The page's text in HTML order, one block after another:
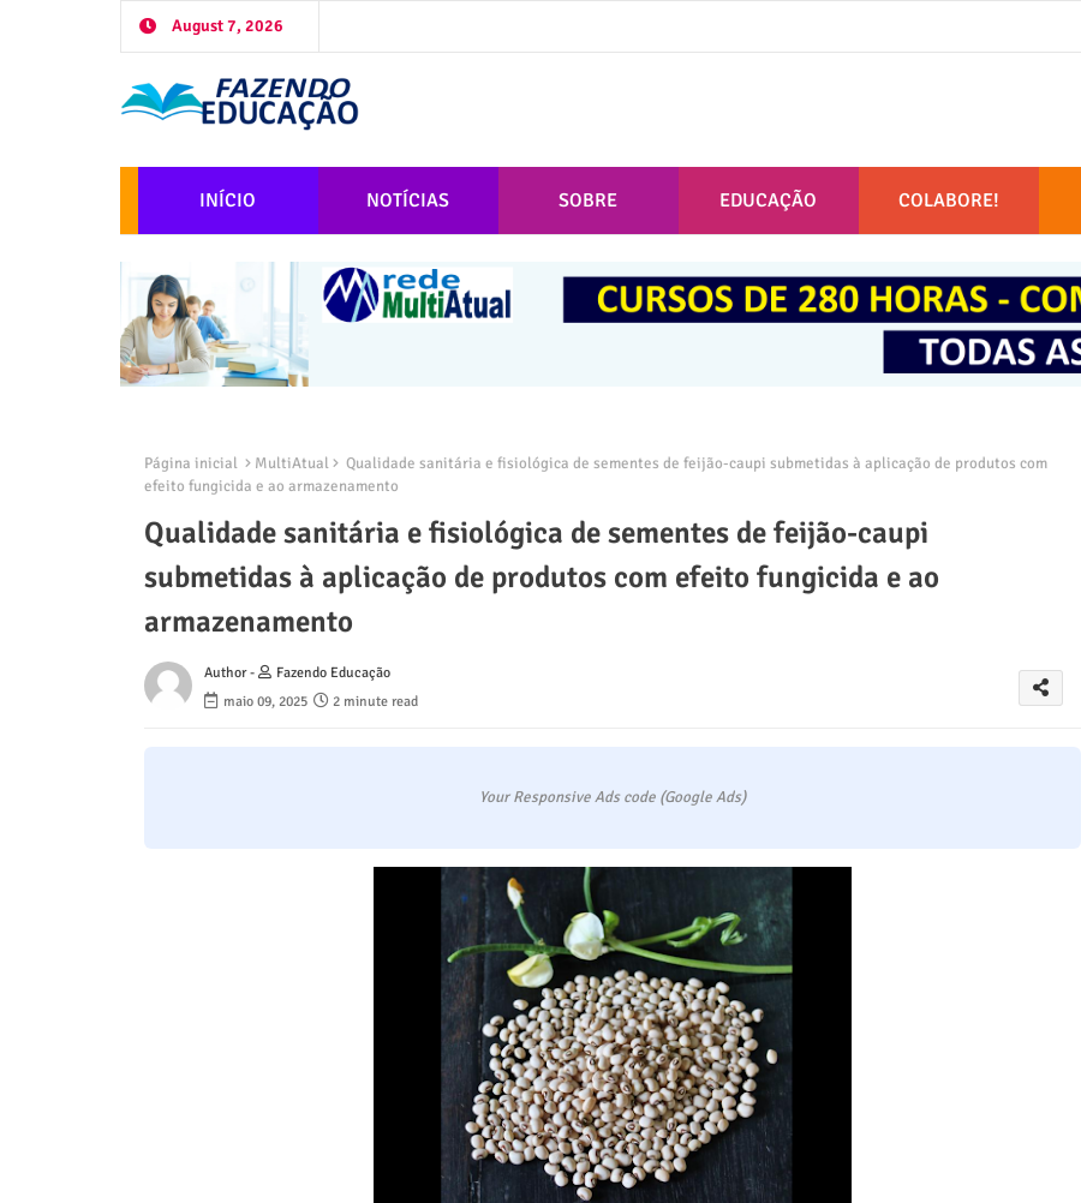
August 7, 2026
INÍCIO NOTÍCIAS SOBRE EDUCAÇÃO COLABORE!
Página inicial MultiAtual
Qualidade sanitária e fisiológica de sementes de feijão-caupi submetidas à aplicação de produtos com
efeito fungicida e ao armazenamento
Qualidade sanitária e fisiológica de sementes de feijão-caupi
submetidas à aplicação de produtos com efeito fungicida e ao
armazenamento
Author -
Fazendo Educação
maio 09, 2025
2 minute read
Your Responsive Ads code (Google Ads)